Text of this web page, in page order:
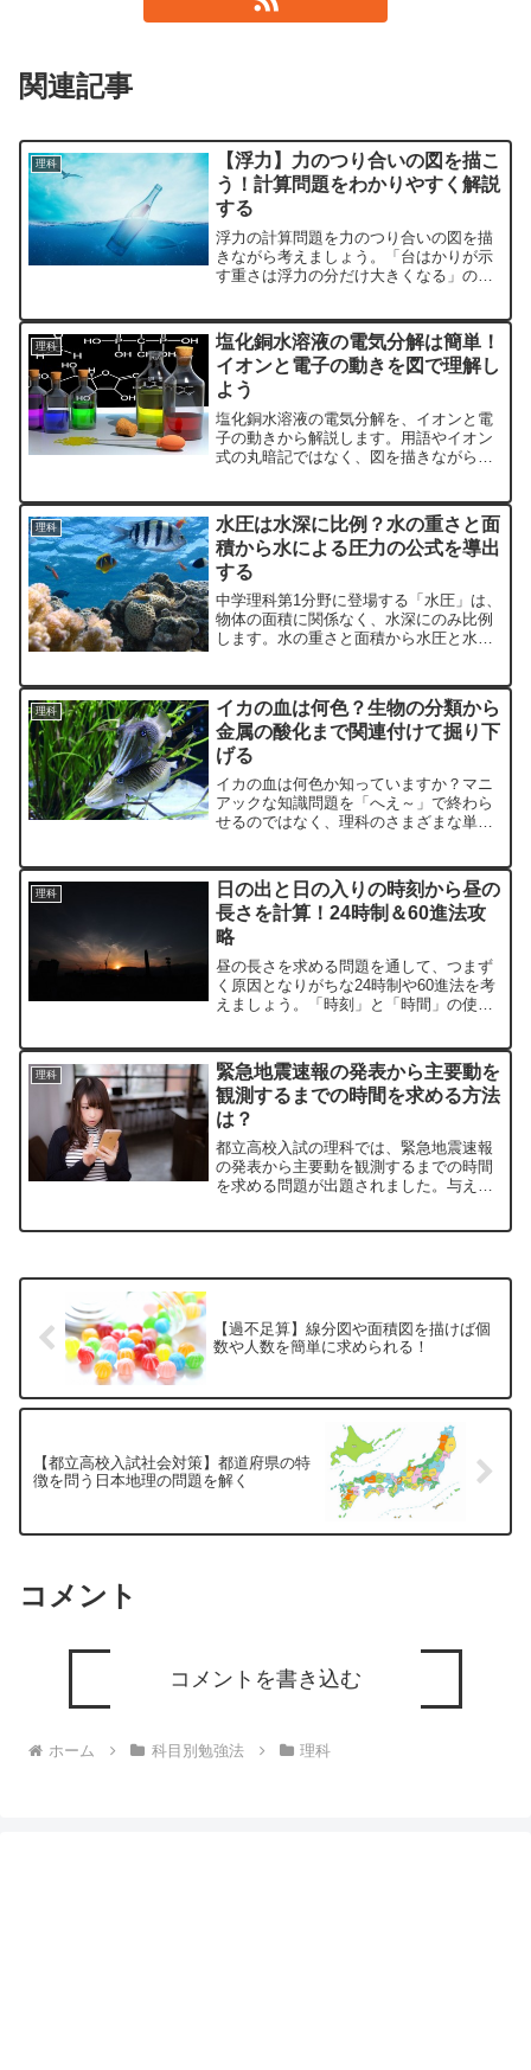
関連記事
理科
【浮力】力のつり合いの図を描こ
う！計算問題をわかりやすく解説
する
浮力の計算問題を力のつり合いの図を描
きながら考えましょう。「台はかりが示
す重さは浮力の分だけ大きくなる」の意
理科
塩化銅水溶液の電気分解は簡単！
イオンと電子の動きを図で理解し
よう
塩化銅水溶液の電気分解を、イオンと電
子の動きから解説します。用語やイオン
式の丸暗記ではなく、図を描きながら理
理科
水圧は水深に比例？水の重さと面
積から水による圧力の公式を導出
する
中学理科第1分野に登場する「水圧」は、
物体の面積に関係なく、水深にのみ比例
します。水の重さと面積から水圧と水深
理科
イカの血は何色？生物の分類から
金属の酸化まで関連付けて掘り下
げる
イカの血は何色か知っていますか？マニ
アックな知識問題を「へえ～」で終わら
せるのではなく、理科のさまざまな単元
理科
日の出と日の入りの時刻から昼の
長さを計算！24時制＆60進法攻
略
昼の長さを求める問題を通して、つまず
く原因となりがちな24時制や60進法を考
えましょう。「時刻」と「時間」の使い
理科
緊急地震速報の発表から主要動を
観測するまでの時間を求める方法
は？
都立高校入試の理科では、緊急地震速報
の発表から主要動を観測するまでの時間
を求める問題が出題されました。与えら
【過不足算】線分図や面積図を描けば個
数や人数を簡単に求められる！
【都立高校入試社会対策】都道府県の特
徴を問う日本地理の問題を解く
コメント
コメントを書き込む
ホーム 科目別勉強法 理科